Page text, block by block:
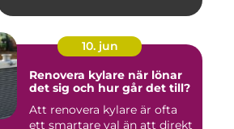
10. jun
Renovera kylare när lönar
det sig och hur går det till?
Att renovera kylare är ofta
ett smartare val än att direkt